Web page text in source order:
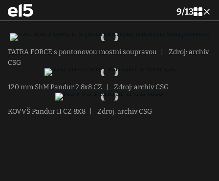
9/13
TATRA FORCE s pontonovou mostní soupravou
Zdroj: archiv
CSG
120 mm ShM Pandur 2 8x8 CZ Zdroj: archiv CSG
KOVVŠ Pandur II CZ 8X8 Zdroj: archiv CSG